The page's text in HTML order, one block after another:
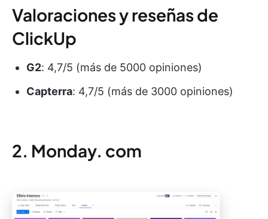
Valoraciones y reseñas de
ClickUp
G2: 4,7/5 (más de 5000 opiniones)
Capterra: 4,7/5 (más de 3000 opiniones)
2. Monday. com